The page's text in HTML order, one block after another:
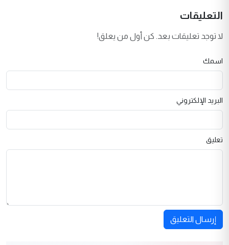
التعليقات
لا توجد تعليقات بعد. كن أول من يعلق!
اسمك
البريد الإلكتروني
تعليق
إرسال التعليق